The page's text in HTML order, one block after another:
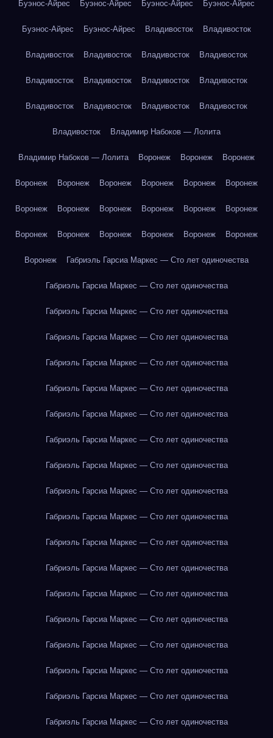
Буэнос-Айрес Буэнос-Айрес Буэнос-Айрес Буэнос-Айрес
Буэнос-Айрес Буэнос-Айрес Владивосток Владивосток
Владивосток Владивосток Владивосток Владивосток
Владивосток Владивосток Владивосток Владивосток
Владивосток Владивосток Владивосток Владивосток
Владивосток Владимир Набоков — Лолита
Владимир Набоков — Лолита Воронеж Воронеж Воронеж
Воронеж Воронеж Воронеж Воронеж Воронеж Воронеж
Воронеж Воронеж Воронеж Воронеж Воронеж Воронеж
Воронеж Воронеж Воронеж Воронеж Воронеж Воронеж
Воронеж Габриэль Гарсиа Маркес — Сто лет одиночества
Габриэль Гарсиа Маркес — Сто лет одиночества
Габриэль Гарсиа Маркес — Сто лет одиночества
Габриэль Гарсиа Маркес — Сто лет одиночества
Габриэль Гарсиа Маркес — Сто лет одиночества
Габриэль Гарсиа Маркес — Сто лет одиночества
Габриэль Гарсиа Маркес — Сто лет одиночества
Габриэль Гарсиа Маркес — Сто лет одиночества
Габриэль Гарсиа Маркес — Сто лет одиночества
Габриэль Гарсиа Маркес — Сто лет одиночества
Габриэль Гарсиа Маркес — Сто лет одиночества
Габриэль Гарсиа Маркес — Сто лет одиночества
Габриэль Гарсиа Маркес — Сто лет одиночества
Габриэль Гарсиа Маркес — Сто лет одиночества
Габриэль Гарсиа Маркес — Сто лет одиночества
Габриэль Гарсиа Маркес — Сто лет одиночества
Габриэль Гарсиа Маркес — Сто лет одиночества
Габриэль Гарсиа Маркес — Сто лет одиночества
Габриэль Гарсиа Маркес — Сто лет одиночества